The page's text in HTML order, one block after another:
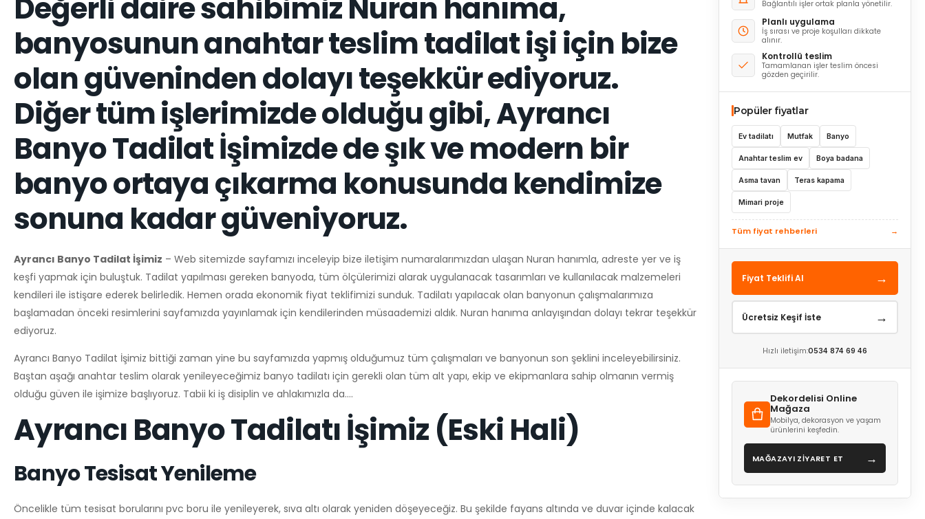
Bağlantılı işler ortak planla yönetilir.
Planlı uygulama
İş sırası ve proje koşulları dikkate
alınır.
Kontrollü teslim
Tamamlanan işler teslim öncesi
gözden geçirilir.
Popüler fiyatlar
Ev tadilatı Mutfak Banyo
Anahtar teslim ev Boya badana
Asma tavan Teras kapama
Mimari proje
Tüm fiyat rehberleri →
Fiyat Teklifi Al →
Ücretsiz Keşif İste →
Hızlı iletişim:0534 874 69 46
Dekordelisi Online
Mağaza
Mobilya, dekorasyon ve yaşam
ürünlerini keşfedin.
MAĞAZAYI ZİYARET ET →
Değerli daire sahibimiz Nuran hanıma,
banyosunun anahtar teslim tadilat işi için bize
olan güveninden dolayı teşekkür ediyoruz.
Diğer tüm işlerimizde olduğu gibi, Ayrancı
Banyo Tadilat İşimizde de şık ve modern bir
banyo ortaya çıkarma konusunda kendimize
sonuna kadar güveniyoruz.
Ayrancı Banyo Tadilat İşimiz – Web sitemizde sayfamızı inceleyip bize iletişim numaralarımızdan ulaşan Nuran hanımla, adreste yer ve iş
keşfi yapmak için buluştuk. Tadilat yapılması gereken banyoda, tüm ölçülerimizi alarak uygulanacak tasarımları ve kullanılacak malzemeleri
kendileri ile istişare ederek belirledik. Hemen orada ekonomik fiyat teklifimizi sunduk. Tadilatı yapılacak olan banyonun çalışmalarımıza
başlamadan önceki resimlerini sayfamızda yayınlamak için kendilerinden müsaademizi aldık. Nuran hanıma anlayışından dolayı tekrar teşekkür
ediyoruz.
Ayrancı Banyo Tadilat İşimiz bittiği zaman yine bu sayfamızda yapmış olduğumuz tüm çalışmaları ve banyonun son şeklini inceleyebilirsiniz.
Baştan aşağı anahtar teslim olarak yenileyeceğimiz banyo tadilatı için gerekli olan tüm alt yapı, ekip ve ekipmanlara sahip olmanın vermiş
olduğu güven ile işimize başlıyoruz. Tabii ki iş disiplin ve ahlakımızla da….
Ayrancı Banyo Tadilatı İşimiz (Eski Hali)
Banyo Tesisat Yenileme
Öncelikle tüm tesisat borularını pvc boru ile yenileyerek, sıva altı olarak yeniden döşeyeceğiz. Bu şekilde fayans altında ve duvar içinde kalacak